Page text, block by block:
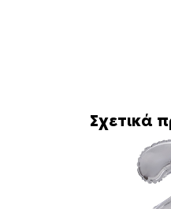
Σχετικά